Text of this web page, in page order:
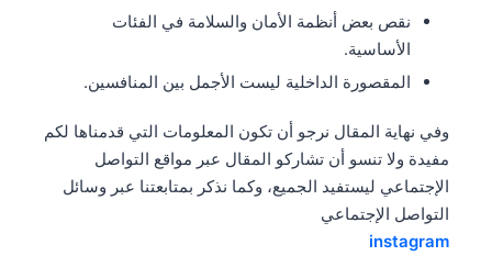
نقص بعض أنظمة الأمان والسلامة في الفئات
الأساسية.
المقصورة الداخلية ليست الأجمل بين المنافسين.
وفي نهاية المقال نرجو أن تكون المعلومات التي قدمناها لكم
مفيدة ولا تنسو أن تشاركو المقال عبر مواقع التواصل
الإجتماعي ليستفيد الجميع، وكما نذكر بمتابعتنا عبر وسائل
التواصل الإجتماعي
instagram